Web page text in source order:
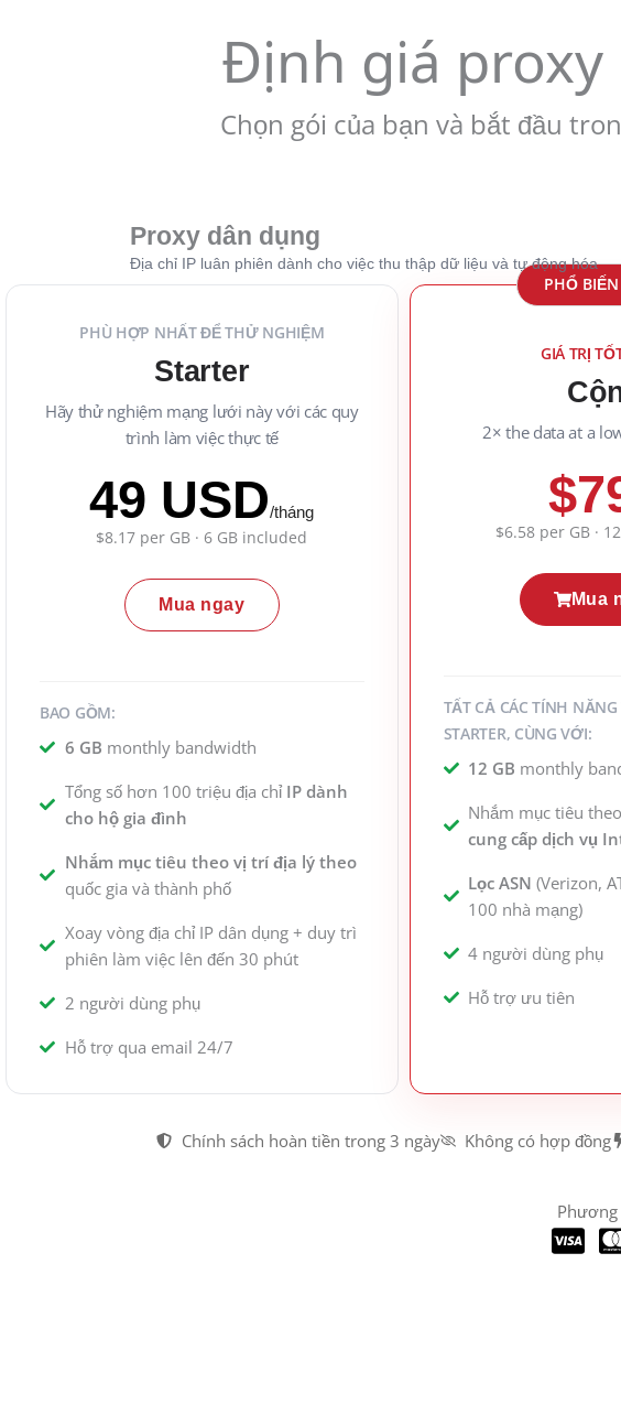
Định giá
Chọn gói của bạn và bắt đầu
Proxy dân dụng
Địa chỉ IP luân phiên dành cho việc thu thập dữ liệu và tự động hóa
PHÙ HỢP NHẤT ĐỂ THỬ NGHIỆM
Starter
Hãy thử nghiệm mạng lưới này với các quy
trình làm việc thực tế
49 USD/tháng
$8.17 per GB · 6 GB included
Mua ngay
BAO GỒM:
6 GB monthly bandwidth
Tổng số hơn 100 triệu địa chỉ IP dành
cho hộ gia đình
Nhắm mục tiêu theo vị trí địa lý theo
quốc gia và thành phố
Xoay vòng địa chỉ IP dân dụng + duy trì
phiên làm việc lên đến 30 phút
2 người dùng phụ
Hỗ trợ qua email 24/7
PHỔ
GIÁ TRỊ
2× the data at a
$6.58 per GB ·
Mua
TẤT CẢ CÁC TÍNH NĂNG
STARTER, CÙNG VỚI:
12 GB monthly
Nhắm mục tiêu
cung cấp dịch vụ
Lọc ASN (Verizon,
100 nhà mạng)
4 người dùng phụ
Hỗ trợ ưu tiên
Chính sách hoàn tiền trong 3 ngày Không có hợp đồng